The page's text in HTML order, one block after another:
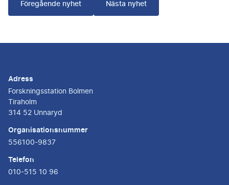
Föregående nyhet Nästa nyhet
Adress
Forskningsstation Bolmen
Tiraholm
314 52 Unnaryd
Organisationsnummer
556100-9837
Telefon
010-515 10 96